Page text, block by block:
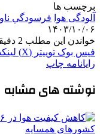
برچسب ها
آلودگی هوا فرسودگي
۱۴۰۳/۱۰/۰۶
خواندن این مطلب 2 دقیقه زمان میبرد
فیس بوک توییتر (X)
رایانامه چاپ
نوشته های مشابه